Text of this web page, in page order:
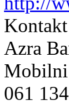
Azra
061